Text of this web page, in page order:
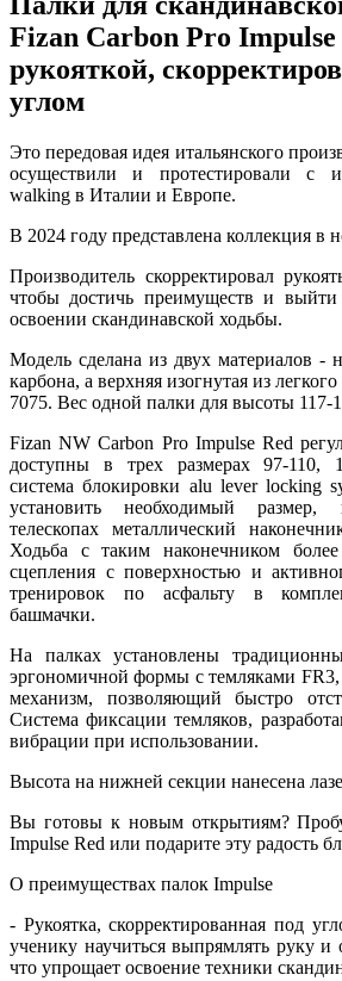
Fizan Carbon Pro Impulse
рукояткой,
углом
Это передовая идея итальянского
осуществили и протестировали с
walking в Италии и Европе.
В 2024 году представлена коллекция в
Производитель скорректировал
чтобы достичь преимуществ и
освоении скандинавской ходьбы.
Модель сделана из двух материалов -
карбона, а верхняя изогнутая из
7075. Вес одной палки для высоты 117-
Fizan NW Carbon Pro Impulse Red
доступны в трех размерах 97-110,
система блокировки alu lever locking
установить необходимый
телескопах металлический
Ходьба с таким наконечником
сцепления с поверхностью и
тренировок по асфальту в
башмачки.
На палках установлены
эргономичной формы с темляками FR3,
механизм, позволяющий быстро
Система фиксации темляков,
вибрации при использовании.
Высота на нижней секции нанесена
Вы готовы к новым открытиям?
Impulse Red или подарите эту радость
О преимуществах палок Impulse
- Рукоятка, скорректированная под
ученику научиться выпрямлять руку и
что упрощает освоение техники